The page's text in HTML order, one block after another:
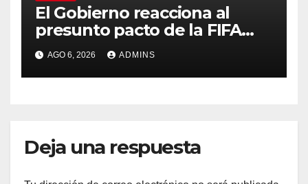
El Gobierno reacciona al
presunto pacto de la FIFA
con Marruecos para acoger
la final del Mundial 2030:
«Tiene que ser en España»
AGO 6, 2026 ADMINS
Deja una respuesta